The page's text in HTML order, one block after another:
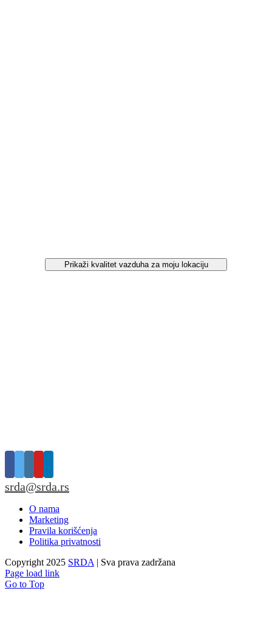
Prikaži kvalitet vazduha za moju lokaciju
srda@srda.rs
O nama
Marketing
Pravila korišćenja
Politika privatnosti
Copyright 2025 SRDA | Sva prava zadržana
Page load link
Go to Top